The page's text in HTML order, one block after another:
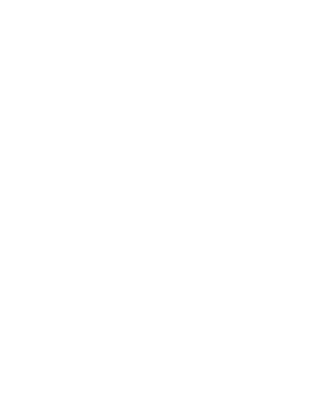
En este sentido, el
Quirónsalud Infanta Luisa,
roncopatía en sí no es una
estructuras blandas de la
asociadas a esa
de la respiración)
produce la relajación